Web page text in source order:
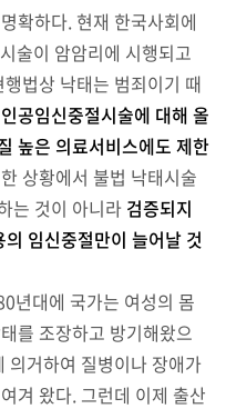
확하다. 현재 한국사회에
술이 암암리에 시행되고
법상 낙태는 범죄이기 때
인공임신중절시술에 대해 올
높은 의료서비스에도 제한
상황에서 불법 낙태시술
는 것이 아니라 검증되지
임신중절만이 늘어날 것
년대에 국가는 여성의 몸
를 조장하고 방기해왔으
의거하여 질병이나 장애가
겨 왔다. 그런데 이제 출산